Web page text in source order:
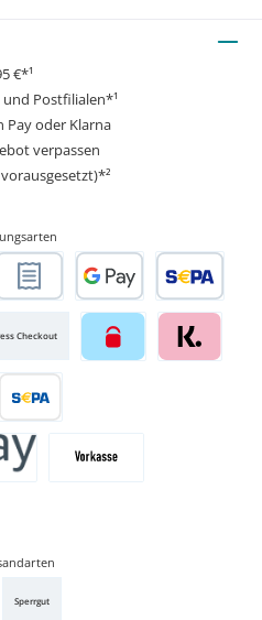
€*¹
Postfilialen*¹
Pay oder Klarna
verpassen
Checkout
Sperrgut